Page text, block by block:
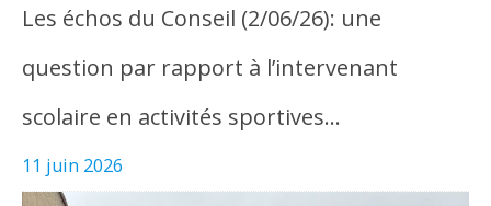
Les échos du Conseil (2/06/26): une
question par rapport à l’intervenant
scolaire en activités sportives…
11 juin 2026